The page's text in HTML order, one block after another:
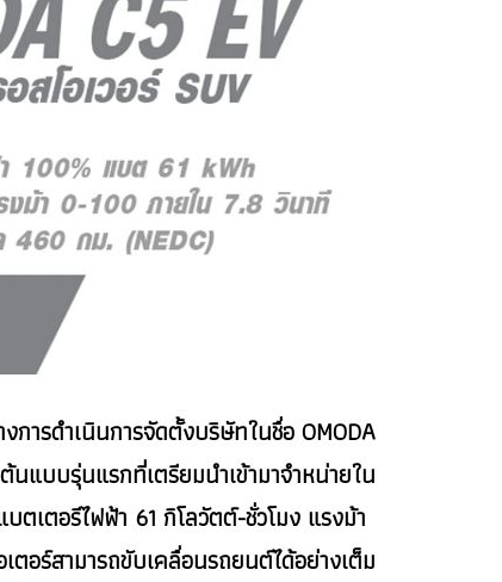
ารดำเนินการจัดตั้งบริษัทในชื่อ OMODA
แบบรุ่นแรกที่เตรียมนำเข้ามาจำหน่ายใน
ตเตอรีไฟฟ้า 61 กิโลวัตต์-ชั่วโมง แรงม้า
อร์สามารถขับเคลื่อนรถยนต์ได้อย่างเต็ม